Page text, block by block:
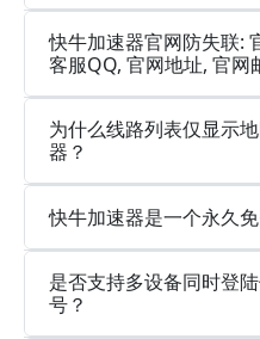
快牛加速器官网防失联:
客服QQ, 官网地址, 官网
为什么线路列表仅显示
器？
快牛加速器是一个永久
是否支持多设备同时登
号？